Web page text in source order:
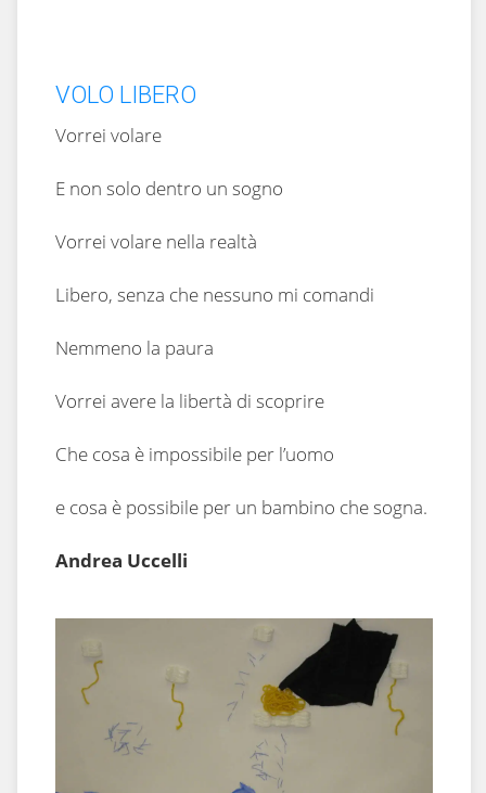
VOLO LIBERO
Vorrei volare
E non solo dentro un sogno
Vorrei volare nella realtà
Libero, senza che nessuno mi comandi
Nemmeno la paura
Vorrei avere la libertà di scoprire
Che cosa è impossibile per l’uomo
e cosa è possibile per un bambino che sogna.
Andrea Uccelli